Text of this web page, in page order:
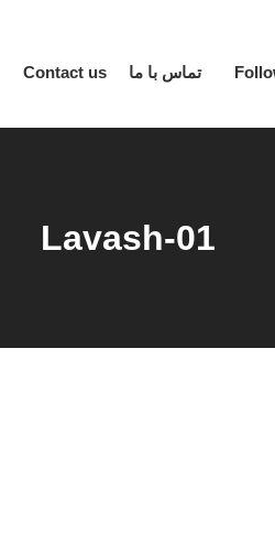
تماس با ما Contact us
Lavash-01